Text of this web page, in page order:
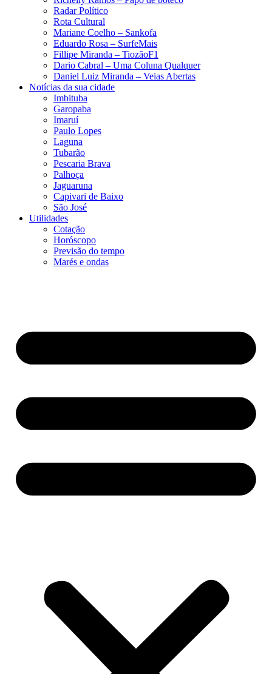
Radar Político
Rota Cultural
Mariane Coelho – Sankofa
Eduardo Rosa​ – SurfeMais
Fillipe Miranda – TiozãoF1
Dario Cabral – Uma Coluna Qualquer
Daniel Luiz Miranda – Veias Abertas
Notícias da sua cidade
Imbituba
Garopaba
Imaruí
Paulo Lopes
Laguna
Tubarão
Pescaria Brava
Palhoça
Jaguaruna
Capivari de Baixo
São José
Utilidades
Cotação
Horóscopo
Previsão do tempo
Marés e ondas